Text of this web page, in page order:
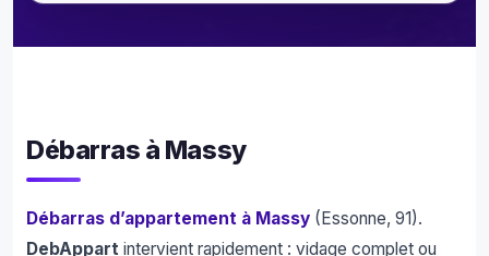
Débarras à Massy
Débarras d’appartement à Massy (Essonne, 91).
DebAppart intervient rapidement : vidage complet ou